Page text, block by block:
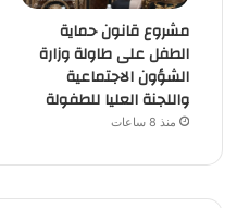
مشروع قانون حماية
الطفل على طاولة وزارة
الشؤون الاجتماعية
واللجنة العليا للطفولة
منذ 8 ساعات